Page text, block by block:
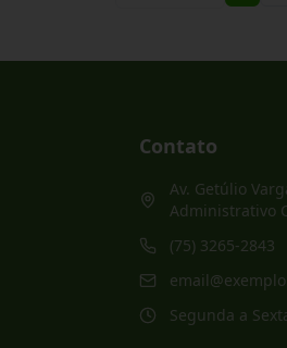
Contato
Av. Getúlio
Administrativo
(75) 3265-2843
Segunda a